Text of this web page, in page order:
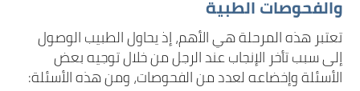
والفحوصات الطبية
تعتبر هذه المرحلة هي الأهم، إذ يحاول الطبيب الوصول
إلى سبب تأخر الإنجاب عند الرجل من خلال توجيه بعض
الأسئلة وإخضاعه لعدد من الفحوصات، ومن هذه الأسئلة: